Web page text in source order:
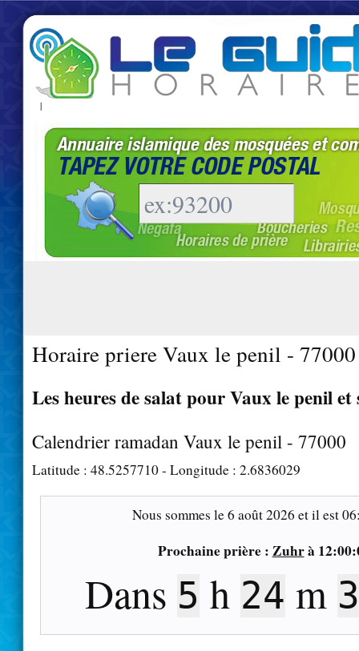
|
Horaire priere Vaux le penil - 77000
Les heures de salat pour Vaux le penil et
Calendrier ramadan Vaux le penil - 77000
Latitude : 48.5257710- Longitude : 2.6836029
Nous sommes le6 août 2026 et il est
Prochaine prière : Zuhrà
Dans 5 h 24 m